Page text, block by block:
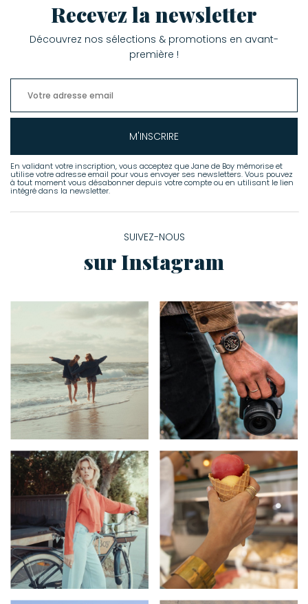
Recevez la newsletter
Découvrez nos sélections & promotions en avant-
première !
M'INSCRIRE
En validant votre inscription, vous acceptez que Jane de Boy mémorise et
utilise votre adresse email pour vous envoyer ses newsletters. Vous pouvez
à tout moment vous désabonner depuis votre compte ou en utilisant le lien
intégré dans la newsletter.
SUIVEZ-NOUS
sur Instagram